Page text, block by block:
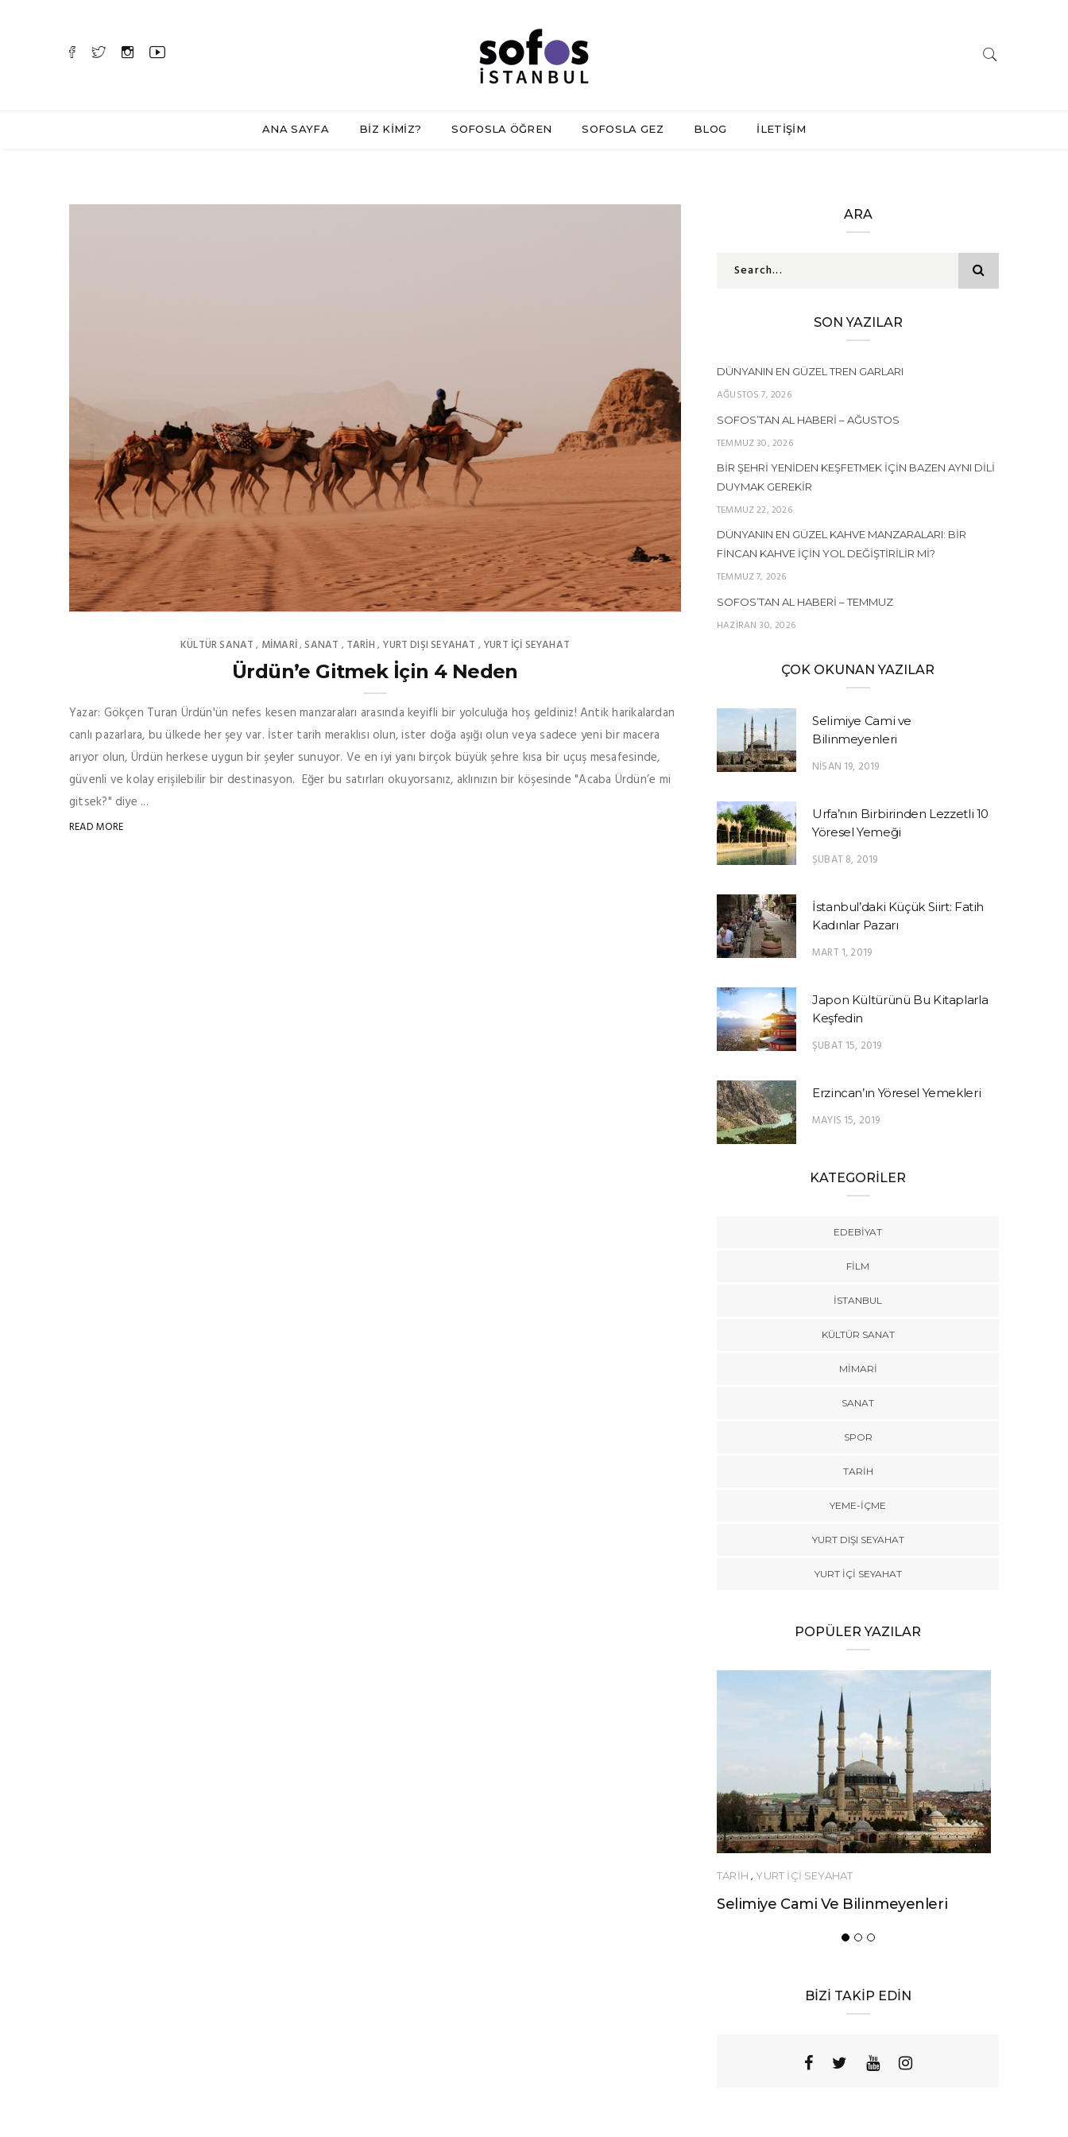
ANA SAYFA BİZ KİMİZ? SOFOSLA ÖĞREN SOFOSLA GEZ BLOG İLETİŞİM
KÜLTÜR SANAT , MIMARI,SANAT , TARİH , YURT DIŞI SEYAHAT , YURT İÇİ SEYAHAT
Ürdün’e Gitmek İçin 4 Neden
Yazar: Gökçen Turan Ürdün'ün nefes kesen manzaraları arasında keyifli bir yolculuğa hoş geldiniz! Antik harikalardan
canlı pazarlara, bu ülkede her şey var. İster tarih meraklısı olun, ister doğa aşığı olun veya sadece yeni bir macera
arıyor olun, Ürdün herkese uygun bir şeyler sunuyor. Ve en iyi yanı birçok büyük şehre kısa bir uçuş mesafesinde,
güvenli ve kolay erişilebilir bir destinasyon. Eğer bu satırları okuyorsanız, aklınızın bir köşesinde "Acaba Ürdün’e mi
gitsek?" diye ...
READ MORE
ARA
SON YAZILAR
DÜNYANIN EN GÜZEL TREN GARLARI
AĞUSTOS 7, 2026
SOFOS’TAN AL HABERI – AĞUSTOS
TEMMUZ 30, 2026
BIR ŞEHRI YENIDEN KEŞFETMEK İÇIN BAZEN AYNI DILI
DUYMAK GEREKIR
TEMMUZ 22, 2026
DÜNYANIN EN GÜZEL KAHVE MANZARALARI: BIR
FINCAN KAHVE İÇIN YOL DEĞIŞTIRILIR MI?
TEMMUZ 7, 2026
SOFOS’TAN AL HABERI – TEMMUZ
HAZIRAN 30, 2026
ÇOK OKUNAN YAZILAR
Selimiye Cami ve
Bilinmeyenleri
NISAN 19, 2019
Urfa’nın Birbirinden Lezzetli 10
Yöresel Yemeği
ŞUBAT 8, 2019
İstanbul’daki Küçük Siirt: Fatih
Kadınlar Pazarı
MART 1, 2019
Japon Kültürünü Bu Kitaplarla
Keşfedin
ŞUBAT 15, 2019
Erzincan’ın Yöresel Yemekleri
MAYIS 15, 2019
KATEGORİLER
EDEBIYAT
FILM
İSTANBUL
KÜLTÜR SANAT
MIMARI
SANAT
SPOR
TARİH
YEME-İÇME
YURT DIŞI SEYAHAT
YURT İÇİ SEYAHAT
POPÜLER YAZILAR
YURT İÇİ SEYAHAT
Selimiye Cami Ve Bilinmeyenleri
BİZİ TAKİP EDİN